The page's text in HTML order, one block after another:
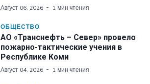
Август 06, 2026 1 мин чтения
ОБЩЕСТВО
АО «Транснефть – Север» провело
пожарно-тактические учения в
Республике Коми
Август 04, 2026 1 мин чтения